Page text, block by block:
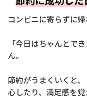
コンビニに寄らずに
「今日はちゃんとで
ん。
節約がうまくいくと
心したり、満足感を覚